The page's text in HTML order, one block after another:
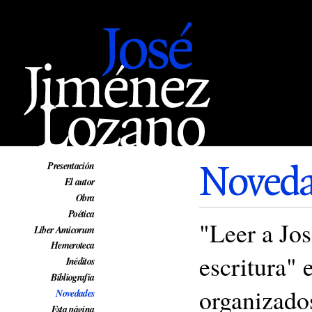
Presentación
El autor
Obra
Poética
Liber Amicorum
Hemeroteca
Inéditos
Bibliografía
Novedades
Esta página
"Leer a
escritura"